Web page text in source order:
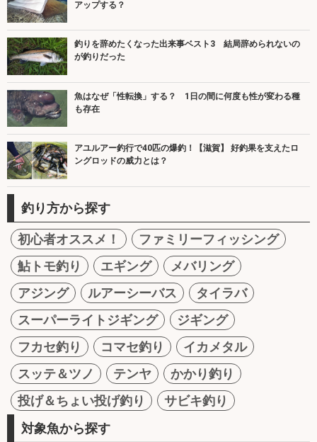
アップする？
釣りを辞めたくなった出来事ベスト3 結局辞められないの
が釣りだった
魚はなぜ「性転換」する？ 1日の間に何度も性が変わる種
も存在
アユルアー釣行で40匹の爆釣！【滋賀】 好釣果を支えたロ
ングロッドの威力とは？
釣り方から探す
初心者オススメ！
ファミリーフィッシング
鮎トモ釣り
エギング
メバリング
アジング
ルアーシーバス
タイラバ
スーパーライトジギング
ジギング
フカセ釣り
コマセ釣り
イカメタル
スッテ＆ツノ
テンヤ
かかり釣り
投げ＆ちょい投げ釣り
サビキ釣り
対象魚から探す